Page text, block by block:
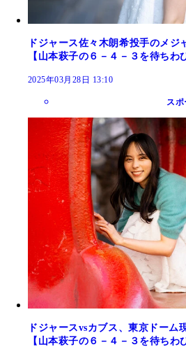
ドジャース佐々木朗希投手のメ
【山本萩子の６－４－３を待ちわ
2025年03月28日 13:10
スポ
ドジャースvsカブス、東京ドーム
【山本萩子の６－４－３を待ちわ